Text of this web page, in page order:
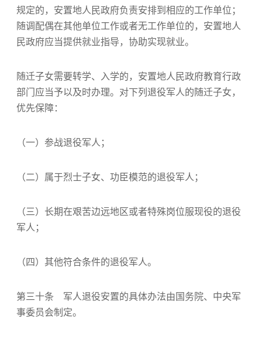
规定的，安置地人民政府负责安排到相应的工作单位；
随调配偶在其他单位工作或者无工作单位的，安置地人
民政府应当提供就业指导，协助实现就业。
随迁子女需要转学、入学的，安置地人民政府教育行政
部门应当予以及时办理。对下列退役军人的随迁子女，
优先保障：
（一）参战退役军人；
（二）属于烈士子女、功臣模范的退役军人；
（三）长期在艰苦边远地区或者特殊岗位服现役的退役
军人；
（四）其他符合条件的退役军人。
第三十条 军人退役安置的具体办法由国务院、中央军
事委员会制定。